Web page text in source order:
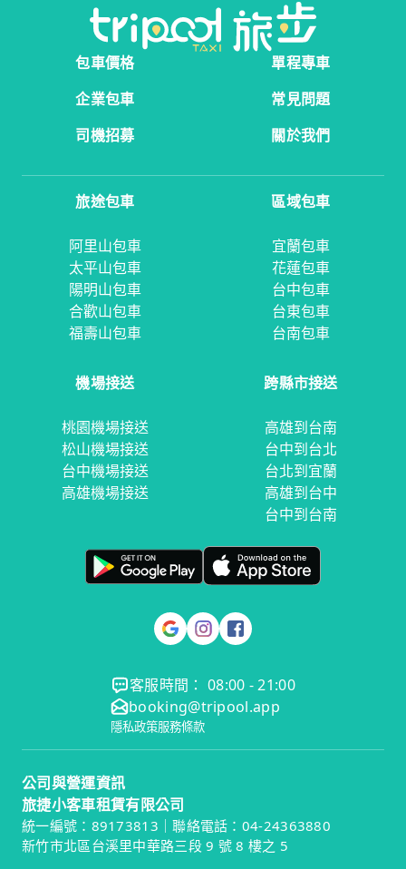
包車價格
單程專車
企業包車
常見問題
司機招募
關於我們
旅途包車
阿里山包車
太平山包車
陽明山包車
合歡山包車
福壽山包車
區域包車
宜蘭包車
花蓮包車
台中包車
台東包車
台南包車
機場接送
桃園機場接送
松山機場接送
台中機場接送
高雄機場接送
跨縣市接送
高雄到台南
台中到台北
台北到宜蘭
高雄到台中
台中到台南
客服時間： 08:00 - 21:00
booking@tripool.app
隱私政策服務條款
公司與營運資訊
旅捷小客車租賃有限公司
統一編號：89173813｜聯絡電話：04-24363880
新竹市北區台溪里中華路三段 9 號 8 樓之 5